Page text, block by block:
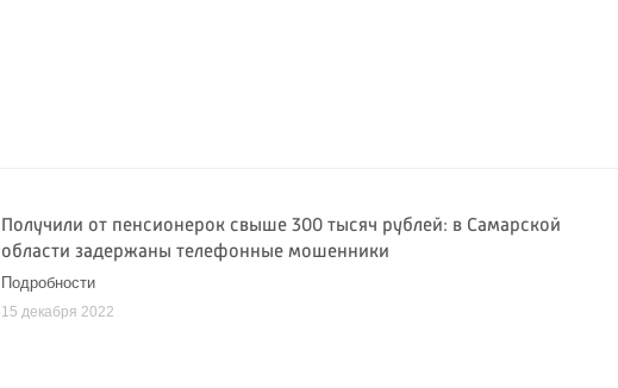
Получили от пенсионерок свыше 300 тысяч рублей: в Самарской
области задержаны телефонные мошенники
Подробности
15 декабря 2022